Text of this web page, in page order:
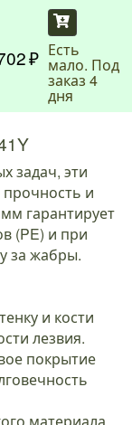
Есть
мало. Под
заказ 4
дня
задач, эти
и
гарантирует
(PE) и при
за жабры.
и кости
лезвия.
покрытие
материала